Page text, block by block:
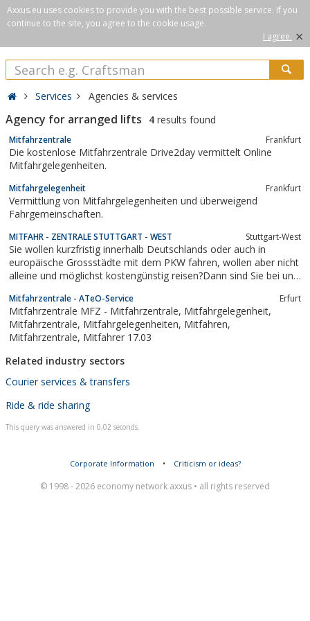
Axxus.eu uses cookies to provide you with the best possible service. If you
continue to the site, you agree to the cookie usage.
I agree. ×
Services Agencies & services
Agency for arranged lifts 4 results found
Mitfahrzentrale Frankfurt
Die kostenlose Mitfahrzentrale Drive2day vermittelt Online
Mitfahrgelegenheiten.
Mitfahrgelegenheit Frankfurt
Vermittlung von Mitfahrgelegenheiten und überweigend
Fahrgemeinschaften.
MITFAHR - ZENTRALE STUTTGART - WEST Stuttgart-West
Sie wollen kurzfristig innerhalb Deutschlands oder auch in
europäische Grossstädte mit dem PKW fahren, wollen aber nicht
alleine und möglichst kostengünstig reisen?Dann sind Sie bei uns
Mitfahrzentrale - ATeO-Service Erfurt
Mitfahrzentrale MFZ - Mitfahrzentrale, Mitfahrgelegenheit,
Mitfahrzentrale, Mitfahrgelegenheiten, Mitfahren,
Mitfahrzentrale, Mitfahrer 17.03
Related industry sectors
Courier services & transfers
Ride & ride sharing
This query was answered in 0,02 seconds.
Corporate Information • Criticism or ideas?
© 1998 - 2026 economy network axxus • all rights reserved